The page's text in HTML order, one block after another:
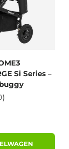
Si Series –